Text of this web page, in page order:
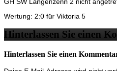
Wertung: 2:0 für Viktoria 5
Hinterlassen Sie einen
Hinterlassen Sie einen